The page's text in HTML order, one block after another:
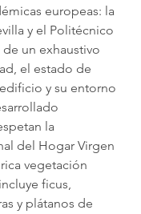
europeas: la
y el Politécnico
un exhaustivo
el estado de
y su entorno
la
del Hogar Virgen
vegetación
ficus,
y plátanos de